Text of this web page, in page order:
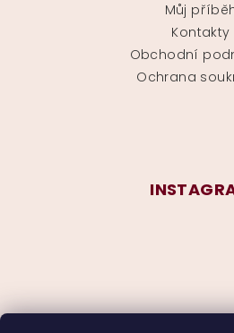
Můj
Kontakty
Obchodní
Ochrana